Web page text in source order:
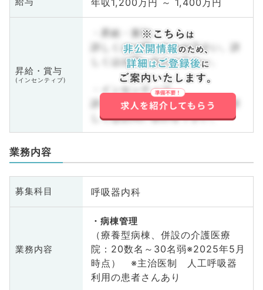
昇給・賞与
(インセンティブ)
・昇給・賞与
詳しくはお問い合わせ下さい。詳
しくはお問い合わせ下さい。
・インセンティブ
詳しくはお問い合わせ下さい。詳
しくはお問い合わせ下さい。
業務内容
募集科目 呼吸器内科
業務内容
病棟管理
（療養型病棟、併設の介護医療
院：20数名～30名弱※2025年5月
時点） ※主治医制 人工呼吸器
利用の患者さんあり